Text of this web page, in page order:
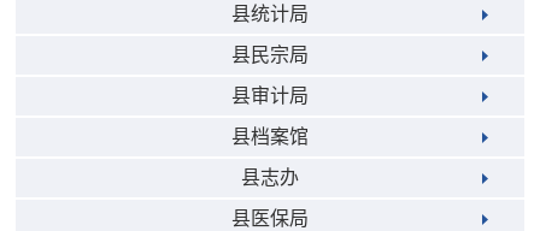
县统计局
县民宗局
县审计局
县档案馆
县志办
县医保局